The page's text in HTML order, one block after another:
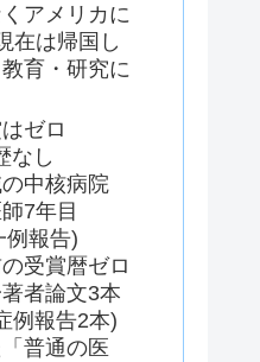
アメリカに
在は帰国し
育・研究に
ゼロ
なし
中核病院
7年目
報告)
受賞暦ゼロ
者論文3本
例報告2本)
普通の医